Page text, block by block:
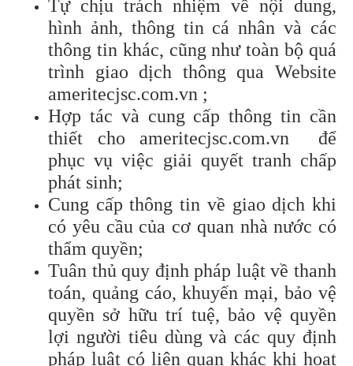
Tự chịu trách nhiệm về nội dung,
hình ảnh, thông tin cá nhân và các
thông tin khác, cũng như toàn bộ quá
trình giao dịch thông qua Website
ameritecjsc.com.vn ;
Hợp tác và cung cấp thông tin cần
thiết cho ameritecjsc.com.vn để
phục vụ việc giải quyết tranh chấp
phát sinh;
Cung cấp thông tin về giao dịch khi
có yêu cầu của cơ quan nhà nước có
thẩm quyền;
Tuân thủ quy định pháp luật về thanh
toán, quảng cáo, khuyến mại, bảo vệ
quyền sở hữu trí tuệ, bảo vệ quyền
lợi người tiêu dùng và các quy định
pháp luật có liên quan khác khi hoạt